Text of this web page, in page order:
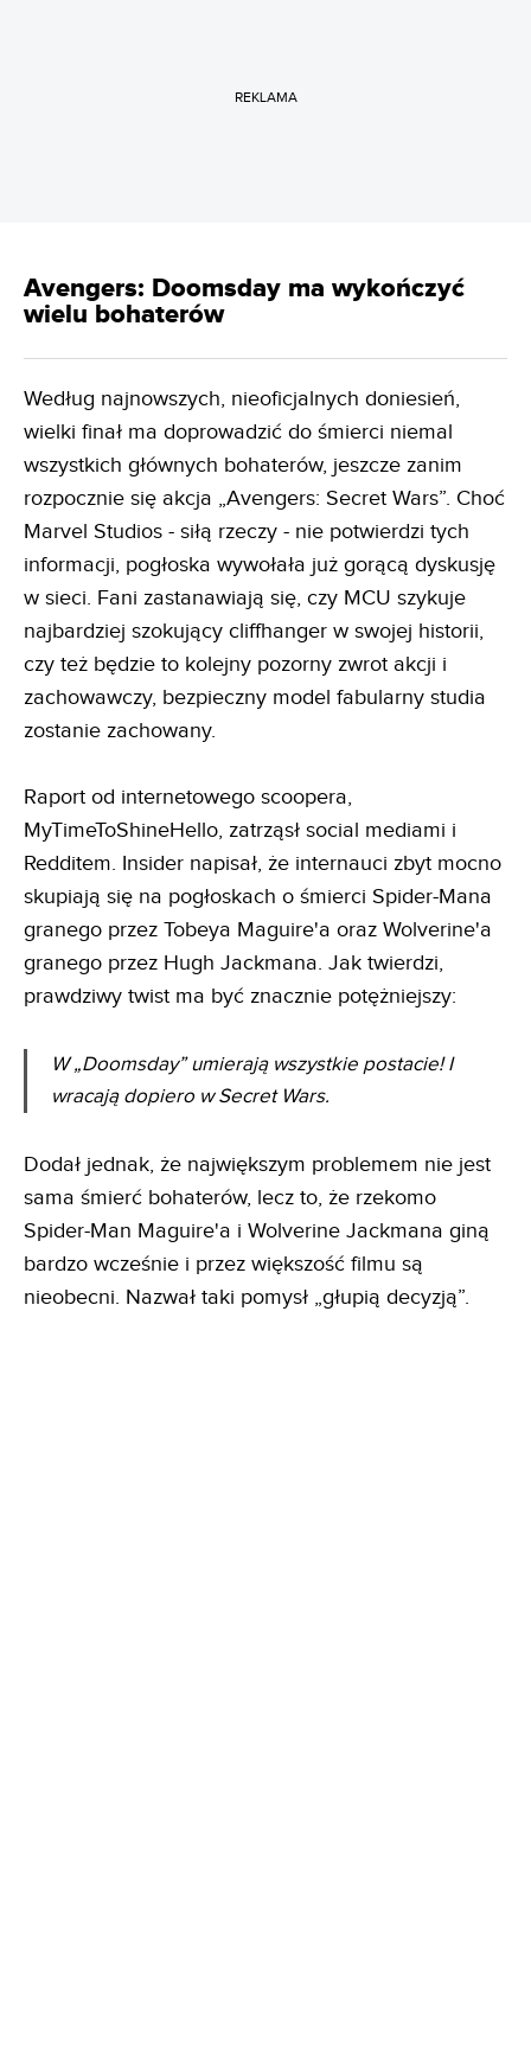
REKLAMA
Avengers: Doomsday ma wykończyć
wielu bohaterów
Według najnowszych, nieoficjalnych doniesień,
wielki finał ma doprowadzić do śmierci niemal
wszystkich głównych bohaterów, jeszcze zanim
rozpocznie się akcja „Avengers: Secret Wars”. Choć
Marvel Studios - siłą rzeczy - nie potwierdzi tych
informacji, pogłoska wywołała już gorącą dyskusję
w sieci. Fani zastanawiają się, czy MCU szykuje
najbardziej szokujący cliffhanger w swojej historii,
czy też będzie to kolejny pozorny zwrot akcji i
zachowawczy, bezpieczny model fabularny studia
zostanie zachowany.
Raport od internetowego scoopera,
MyTimeToShineHello, zatrząsł social mediami i
Redditem. Insider napisał, że internauci zbyt mocno
skupiają się na pogłoskach o śmierci Spider-Mana
granego przez Tobeya Maguire'a oraz Wolverine'a
granego przez Hugh Jackmana. Jak twierdzi,
prawdziwy twist ma być znacznie potężniejszy:
W „Doomsday” umierają wszystkie postacie! I
wracają dopiero w Secret Wars.
Dodał jednak, że największym problemem nie jest
sama śmierć bohaterów, lecz to, że rzekomo
Spider-Man Maguire'a i Wolverine Jackmana giną
bardzo wcześnie i przez większość filmu są
nieobecni. Nazwał taki pomysł „głupią decyzją”.